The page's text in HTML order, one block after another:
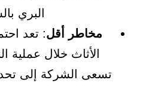
البري
مخاطر أقل: تعد
الأثاث خلال عملية
تسعى الشركة إلى